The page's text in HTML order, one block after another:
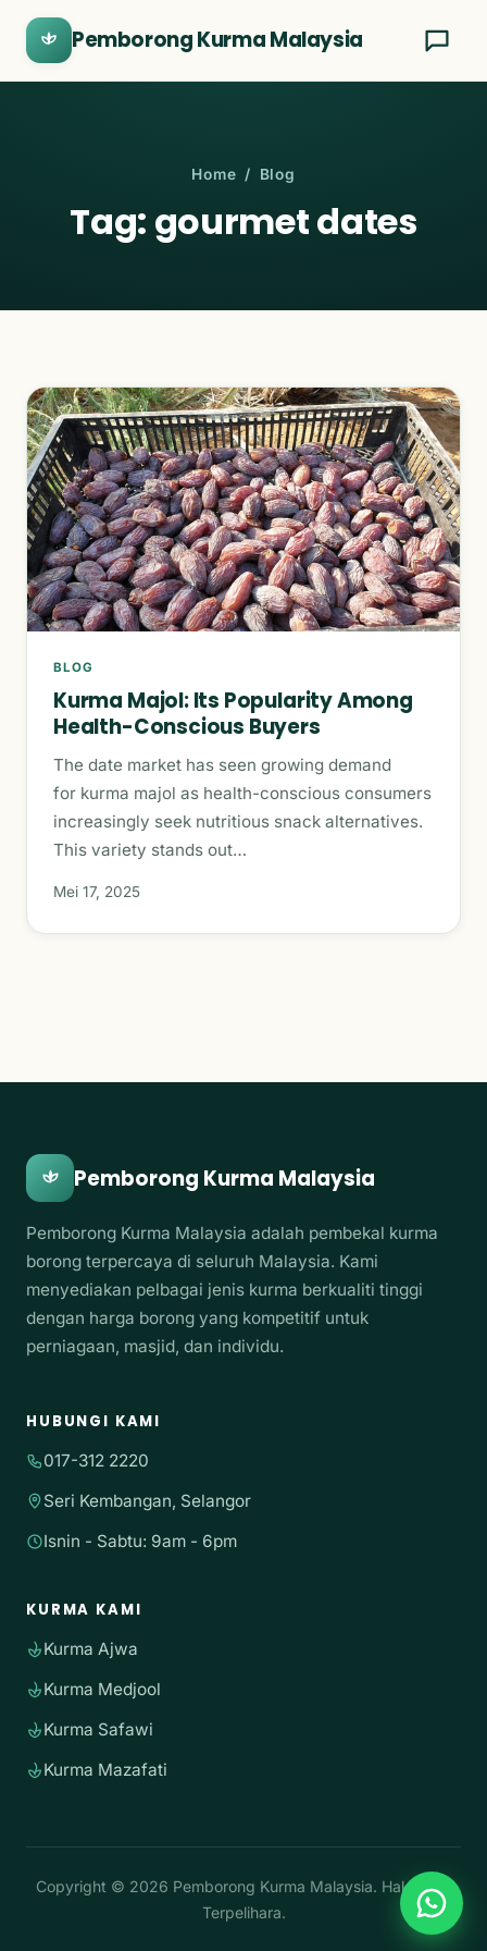
Pemborong Kurma Malaysia
Home / Blog
Tag: gourmet dates
BLOG
Kurma Majol: Its Popularity Among
Health-Conscious Buyers
The date market has seen growing demand
for kurma majol as health-conscious consumers
increasingly seek nutritious snack alternatives.
This variety stands out…
Mei 17, 2025
Pemborong Kurma Malaysia
Pemborong Kurma Malaysia adalah pembekal kurma
borong terpercaya di seluruh Malaysia. Kami
menyediakan pelbagai jenis kurma berkualiti tinggi
dengan harga borong yang kompetitif untuk
perniagaan, masjid, dan individu.
HUBUNGI KAMI
017-312 2220
Seri Kembangan, Selangor
Isnin - Sabtu: 9am - 6pm
KURMA KAMI
Kurma Ajwa
Kurma Medjool
Kurma Safawi
Kurma Mazafati
Copyright © 2026 Pemborong Kurma Malaysia. Hak Cipta
Terpelihara.